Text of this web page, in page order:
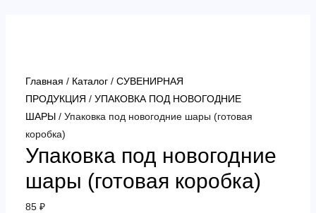
Главная / Каталог/ СУВЕНИРНАЯ
ПРОДУКЦИЯ / УПАКОВКА ПОД НОВОГОДНИЕ
ШАРЫ/ Упаковка под новогодние шары (готовая
коробка)
Упаковка под новогодние
шары (готовая коробка)
85 ₽